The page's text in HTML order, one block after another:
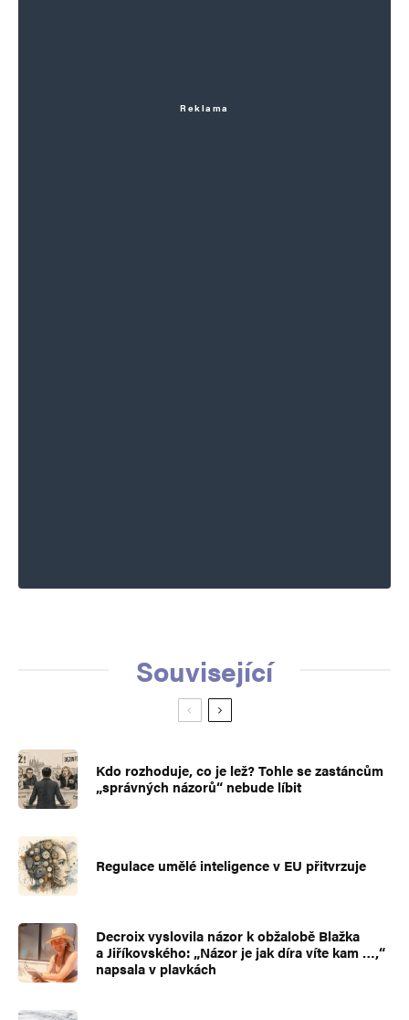
Reklama
Související
Kdo rozhoduje, co je lež? Tohle se zastáncům
„správných názorů“ nebude líbit
Regulace umělé inteligence v EU přitvrzuje
Decroix vyslovila názor k obžalobě Blažka
a Jiříkovského: „Názor je jak díra víte kam …,“
napsala v plavkách